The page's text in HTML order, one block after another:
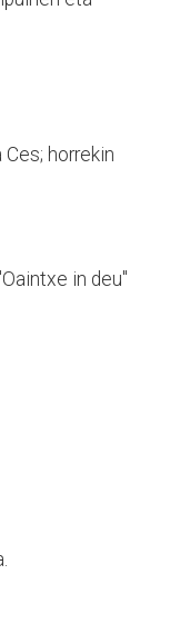
Ces; horrekin
in deu"